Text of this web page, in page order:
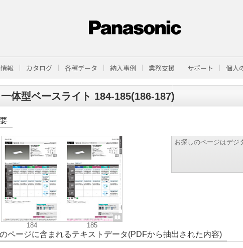
報 カタログ 各種データ 納入事例 業務支援 サポート 個人
一体型ベースライト 184-185(186-187)
184 185
お探しのページはデジ
ページに含まれるテキストデータ(PDFから抽出された内容)